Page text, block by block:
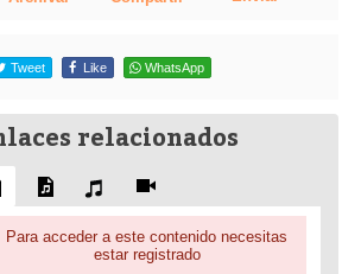
Tweet Like WhatsApp
relacionados
Para acceder a este contenido necesitas
estar registrado